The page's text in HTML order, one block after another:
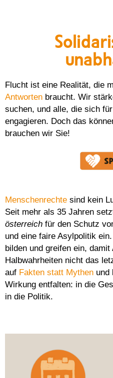
Flucht ist eine Realität, die
Antworten braucht. Wir
suchen, und alle, die sich
engagieren. Doch das
brauchen wir Sie!
Menschenrechte sind kein
Seit mehr als 35 Jahren
österreich für den Schutz
und eine faire Asylpolitik
bilden und greifen ein, damit
Halbwahrheiten nicht das
auf Fakten statt Mythen und
Wirkung entfalten: in die
in die Politik.